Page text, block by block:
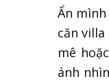
Ẩn
căn
mê
ánh